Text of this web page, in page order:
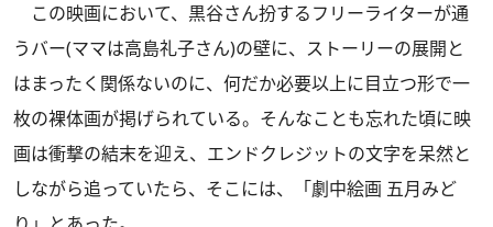
この映画において、黒谷さん扮するフリーライターが通
うバー(ママは高島礼子さん)の壁に、ストーリーの展開と
はまったく関係ないのに、何だか必要以上に目立つ形で一
枚の裸体画が掲げられている。そんなことも忘れた頃に映
画は衝撃の結末を迎え、エンドクレジットの文字を呆然と
しながら追っていたら、そこには、「劇中絵画 五月みど